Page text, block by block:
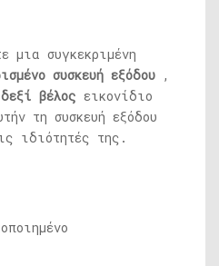
μια συγκεκριμένη
συσκευή εξόδου ,
δεξί βέλος εικονίδιο
τη συσκευή εξόδου
ιδιότητές της.